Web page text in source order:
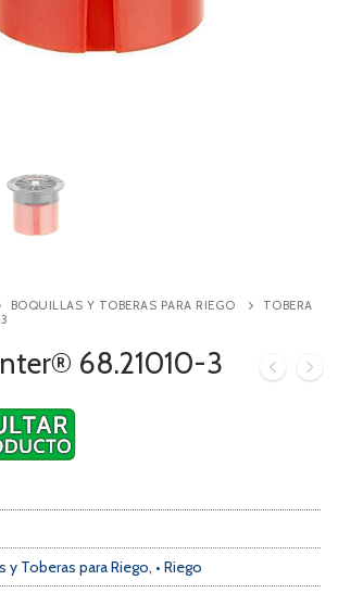
Contacto
BOQUILLAS Y TOBERAS PARA RIEGO
TOBERA
68.21010-3
y Toberas para Riego, • Riego